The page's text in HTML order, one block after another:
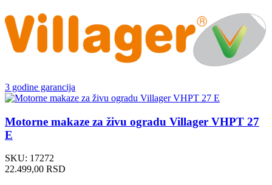
3 godine garancija
Motorne makaze za živu ogradu Villager VHPT 27
E
SKU: 17272
22.499,00 RSD